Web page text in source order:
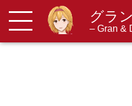
メニューを開閉する
グラ
– Gran &